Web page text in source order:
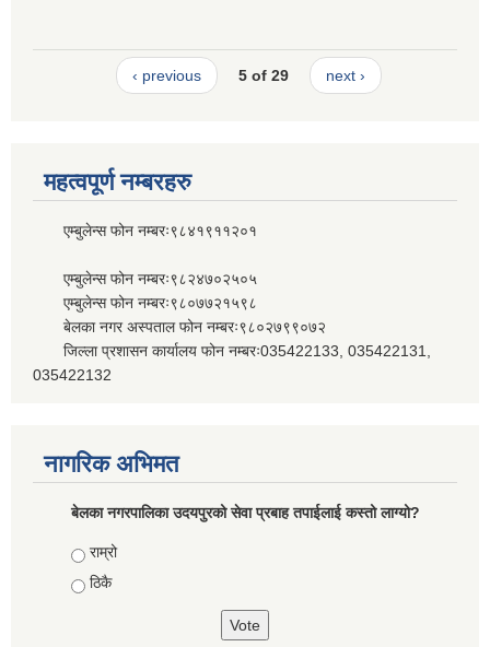
‹ previous 5 of 29 next ›
महत्वपूर्ण नम्बरहरु
एम्बुलेन्स फोन नम्बरः९८४१९११२०१
एम्बुलेन्स फोन नम्बरः९८२४७०२५०५
एम्बुलेन्स फोन नम्बरः९८०७७२१५९८
बेलका नगर अस्पताल फोन नम्बरः९८०२७९९०७२
जिल्ला प्रशासन कार्यालय फोन नम्बरः035422133, 035422131,
035422132
नागरिक अभिमत
बेलका नगरपालिका उदयपुरको सेवा प्रबाह तपाईलाई कस्तो लाग्यो?
Choices
राम्रो
ठिकै